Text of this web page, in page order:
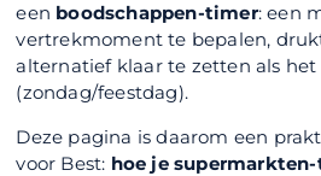
een boodschappen-timer: een
vertrekmoment te bepalen,
alternatief klaar te zetten als
(zondag/feestdag).
Deze pagina is daarom een
voor Best: hoe je